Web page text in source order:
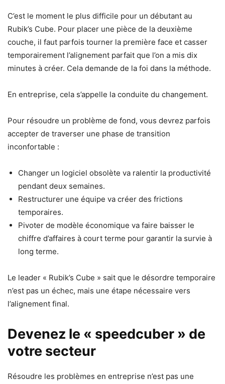
C’est le moment le plus difficile pour un débutant au
Rubik’s Cube. Pour placer une pièce de la deuxième
couche, il faut parfois tourner la première face et casser
temporairement l’alignement parfait que l’on a mis dix
minutes à créer. Cela demande de la foi dans la méthode.
En entreprise, cela s’appelle la conduite du changement.
Pour résoudre un problème de fond, vous devrez parfois
accepter de traverser une phase de transition
inconfortable :
Changer un logiciel obsolète va ralentir la productivité
pendant deux semaines.
Restructurer une équipe va créer des frictions
temporaires.
Pivoter de modèle économique va faire baisser le
chiffre d’affaires à court terme pour garantir la survie à
long terme.
Le leader « Rubik’s Cube » sait que le désordre temporaire
n’est pas un échec, mais une étape nécessaire vers
l’alignement final.
Devenez le « speedcuber » de
votre secteur
Résoudre les problèmes en entreprise n’est pas une